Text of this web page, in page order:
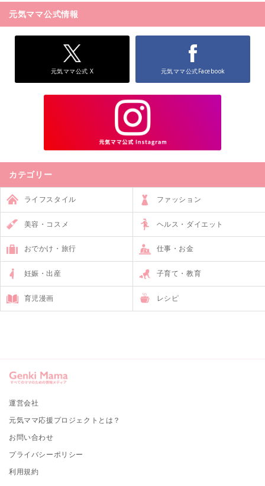
元気ママ公式情報
元気ママ公式 X 元気ママ公式Facebook
カテゴリー
ライフスタイル ファッション
美容・コスメ ヘルス・ダイエット
おでかけ・旅行 仕事・お金
妊娠・出産 子育て・教育
育児漫画 レシピ
運営会社
元気ママ応援プロジェクトとは？
お問い合わせ
プライバシーポリシー
利用規約